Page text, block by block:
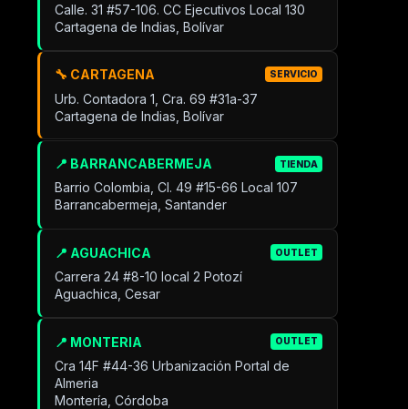
Calle. 31 #57-106. CC Ejecutivos Local 130
Cartagena de Indias, Bolívar
🔧 CARTAGENA SERVICIO
Urb. Contadora 1, Cra. 69 #31a-37
Cartagena de Indias, Bolívar
📍 BARRANCABERMEJA TIENDA
Barrio Colombia, Cl. 49 #15-66 Local 107
Barrancabermeja, Santander
📍 AGUACHICA OUTLET
Carrera 24 #8-10 local 2 Potozí
Aguachica, Cesar
📍 MONTERIA OUTLET
Cra 14F #44-36 Urbanización Portal de
Almeria
Montería, Córdoba